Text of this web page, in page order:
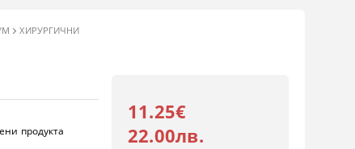
ХИРУРГИЧНИ
продукта
11.25€
22.00лв.